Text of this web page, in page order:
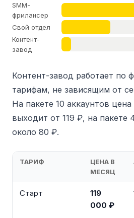
SMM-
фрилансер
Свой отдел
Контент-
завод
Контент-завод работает по
тарифам, не зависящим от
На пакете 10 аккаунтов
выходит от 119 ₽, на пакете
около 80 ₽.
ТАРИФ
ЦЕНА В
МЕСЯЦ
Старт
119
000 ₽